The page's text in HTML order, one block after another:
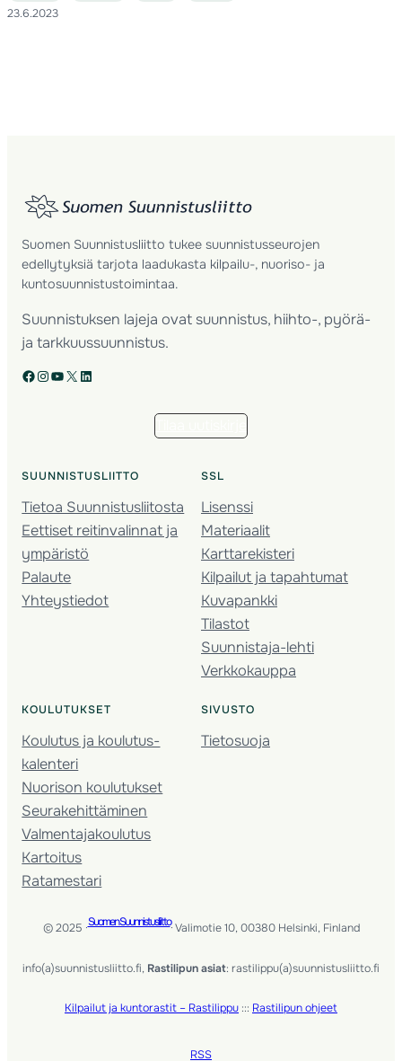
23.6.2023
Suomen Suunnistusliitto tukee suunnistusseurojen
edellytyksiä tarjota laadukasta kilpailu-, nuoriso- ja
kuntosuunnistustoimintaa.
Suunnistuksen lajeja ovat suunnistus, hiihto-, pyörä-
ja tarkkuussuunnistus.
Facebook Instagram YouTube X LinkedIn
SUUNNISTUSLIITTO
Tietoa Suunnistusliitosta
Eettiset reitinvalinnat ja
ympäristö
Palaute
Yhteystiedot
SSL
Lisenssi
Materiaalit
Karttarekisteri
Kilpailut ja tapahtumat
Kuvapankki
Tilastot
Suunnistaja-lehti
Verkkokauppa
KOULUTUKSET
Koulutus ja koulutus­
kalenteri
Nuorison koulutukset
Seura­kehittäminen
Valmentaja­koulutus
Kartoitus
Ratamestari
SIVUSTO
Tietosuoja
© 2025 ·Suomen Suunnistusliitto· Valimotie 10, 00380 Helsinki, Finland
info(a)suunnistusliitto.fi, Rastilipun asiat: rastilippu(a)suunnistusliitto.fi
Kilpailut ja kuntorastit – Rastilippu ::: Rastilipun ohjeet
RSS